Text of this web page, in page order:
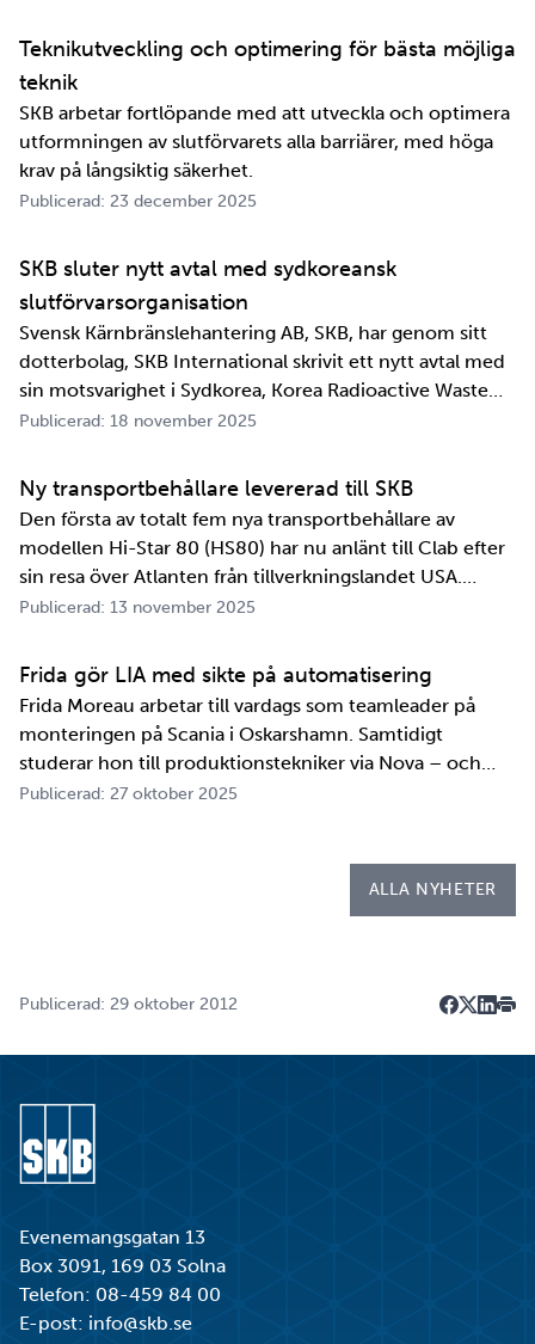
perspektiv i alla fall. För oss på SKB är det …
Teknikutveckling och optimering för bästa möjliga
teknik
SKB arbetar fortlöpande med att utveckla och optimera
utformningen av slutförvarets alla barriärer, med höga
krav på långsiktig säkerhet.
Publicerad: 23 december 2025
SKB sluter nytt avtal med sydkoreansk
slutförvarsorganisation
Svensk Kärnbränslehantering AB, SKB, har genom sitt
dotterbolag, SKB International skrivit ett nytt avtal med
sin motsvarighet i Sydkorea, Korea Radioactive Waste
Agency, KORAD. Avtalet, som är ett så kallat
samarbetet mellan de två organisationerna. …
Publicerad: 18 november 2025
Ny transportbehållare levererad till SKB
Den första av totalt fem nya transportbehållare av
modellen Hi-Star 80 (HS80) har nu anlänt till Clab efter
sin resa över Atlanten från tillverkningslandet USA.
Innan transportbehållaren kan bli en del av SKB:s
tester och utbildningar. Redan 2008 i…
Publicerad: 13 november 2025
Frida gör LIA med sikte på automatisering
Frida Moreau arbetar till vardags som teamleader på
monteringen på Scania i Oskarshamn. Samtidigt
studerar hon till produktionstekniker via Nova – och
under tio veckor i höst gör hon både sin praktik, även
Publicerad: 27 oktober 2025
ALLA NYHETER
Publicerad: 29 oktober 2012
Evenemangsgatan 13
Box 3091, 169 03 Solna
Telefon: 08-459 84 00
E-post: info@skb.se